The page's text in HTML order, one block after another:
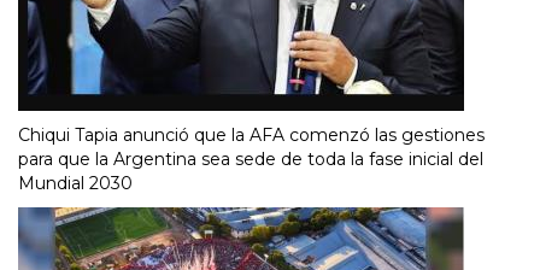
Chiqui Tapia anunció que la AFA comenzó las gestiones
para que la Argentina sea sede de toda la fase inicial del
Mundial 2030